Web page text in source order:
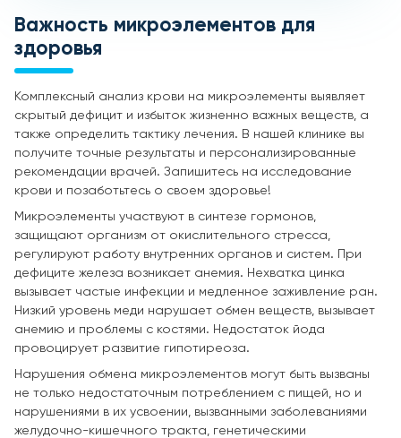
Важность микроэлементов для
здоровья
Комплексный анализ крови на микроэлементы выявляет
скрытый дефицит и избыток жизненно важных веществ, а
также определить тактику лечения. В нашей клинике вы
получите точные результаты и персонализированные
рекомендации врачей. Запишитесь на исследование
крови и позаботьтесь о своем здоровье!
Микроэлементы участвуют в синтезе гормонов,
защищают организм от окислительного стресса,
регулируют работу внутренних органов и систем. При
дефиците железа возникает анемия. Нехватка цинка
вызывает частые инфекции и медленное заживление ран.
Низкий уровень меди нарушает обмен веществ, вызывает
анемию и проблемы с костями. Недостаток йода
провоцирует развитие гипотиреоза.
Нарушения обмена микроэлементов могут быть вызваны
не только недостаточным потреблением с пищей, но и
нарушениями в их усвоении, вызванными заболеваниями
желудочно-кишечного тракта, генетическими